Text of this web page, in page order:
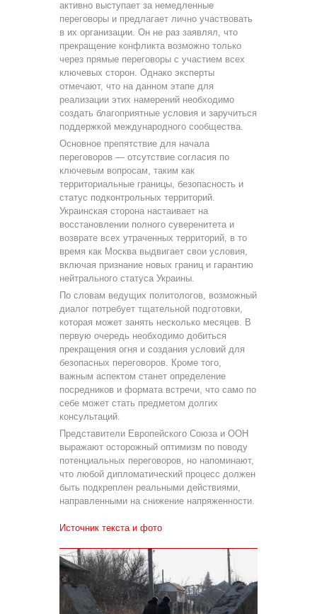
активно выступает за немедленные
переговоры и предлагает лично участвовать
в их организации. Он не раз заявлял, что
прекращение конфликта возможно только
через прямые переговоры с участием всех
ключевых сторон. Однако эксперты
отмечают, что на данном этапе для
реализации этих намерений необходимо
создать благоприятные условия и заручиться
поддержкой международного сообщества.
Основное препятствие для начала
переговоров — отсутствие согласия по
ключевым вопросам, таким как
территориальные границы, безопасность и
статус подконтрольных территорий.
Украинская сторона настаивает на
восстановлении полного суверенитета и
возврате всех утраченных территорий, в то
время как Москва выдвигает свои условия,
включая признание новых границ и гарантию
нейтрального статуса Украины.
По словам ведущих политологов, возможный
диалог потребует тщательной подготовки,
которая может занять несколько месяцев. В
первую очередь необходимо добиться
прекращения огня и создания условий для
безопасных переговоров. Кроме того,
важным аспектом станет определение
посредников и формата встречи, что само по
себе может стать предметом долгих
консультаций.
Представители Европейского Союза и ООН
выражают осторожный оптимизм по поводу
потенциальных переговоров, но напоминают,
что любой дипломатический процесс должен
быть подкреплен реальными действиями,
направленными на снижение напряженности.
Источник текста и фото